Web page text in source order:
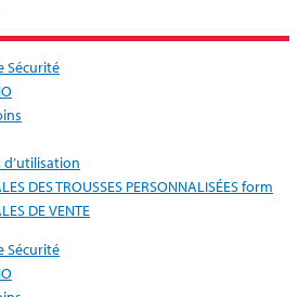
Sécurité
DES TROUSSES PERSONNALISÉES form
DE VENTE
Sécurité